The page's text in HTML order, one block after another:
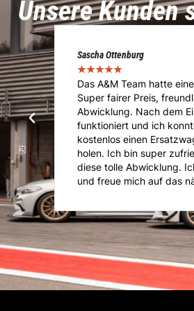
Unsere Kunden
Marcel Voigt
★★★★★
Das Team von A&M
Importfahrzeuges. Von
Absolut Sach und
Kompetente Beratung
Anliegen ist man hier
jeder Zeit wieder gern..!!!!